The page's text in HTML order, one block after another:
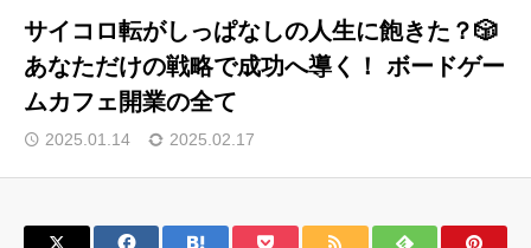
サイコロ転がしっぱなしの人生に飽きた？🎲
あなただけの戦略で成功へ導く！ ボードゲー
ムカフェ開業の全て
2025.01.14 2025.02.17
スポンサー登録
サロン会員登録